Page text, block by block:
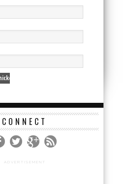
CONNECT
ADVERTISEMENT